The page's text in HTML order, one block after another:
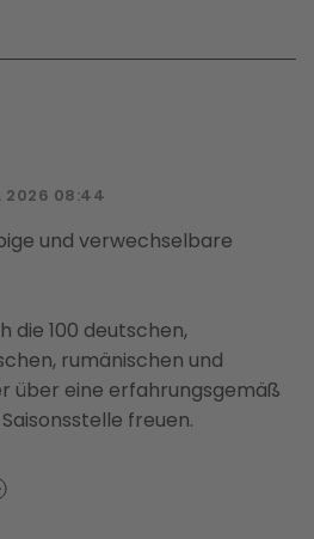
2026 08:44
und verwechselbare
die 100 deutschen,
rumänischen und
über eine erfahrungsgemäß
freuen.